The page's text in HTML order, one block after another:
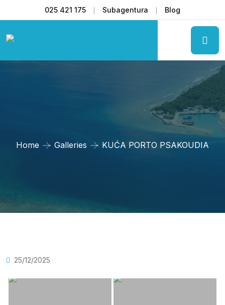
025 421 175 Subagentura Blog
Home Galleries KUĆA PORTO PSAKOUDIA
25/12/2025